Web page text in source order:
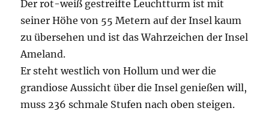
Der rot-weiß gestreifte Leuchtturm ist mit
seiner Höhe von 55 Metern auf der Insel kaum
zu übersehen und ist das Wahrzeichen der Insel
Ameland.
Er steht westlich von Hollum und wer die
grandiose Aussicht über die Insel genießen will,
muss 236 schmale Stufen nach oben steigen.